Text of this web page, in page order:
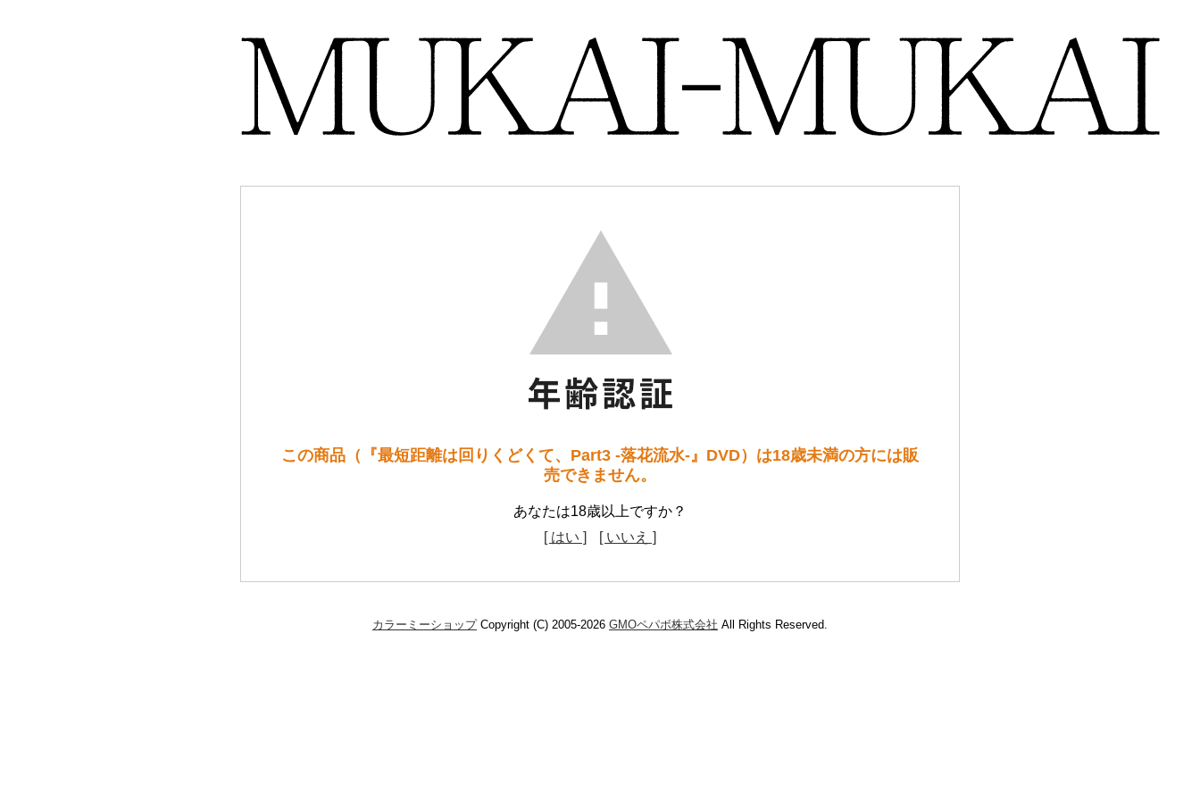
この商品（『最短距離は回りくどくて、Part3 -落花流水-』DVD）は18歳未満の方には販
売できません。
あなたは18歳以上ですか？
[ はい ]
[ いいえ ]
カラーミーショップCopyright (C) 2005-2026 GMOペパボ株式会社 All Rights Reserved.